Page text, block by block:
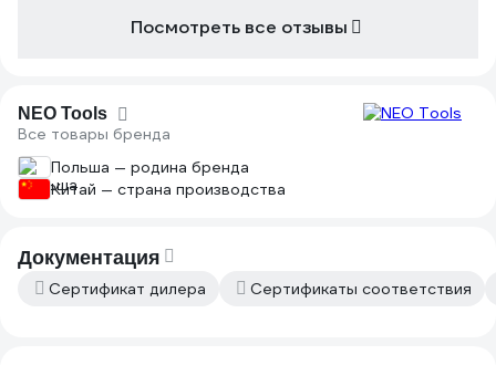
Посмотреть все отзывы
NEO Tools
Все товары бренда
Польша — родина бренда
Китай — страна производства
Документация
Сертификат дилера Сертификаты соответствия